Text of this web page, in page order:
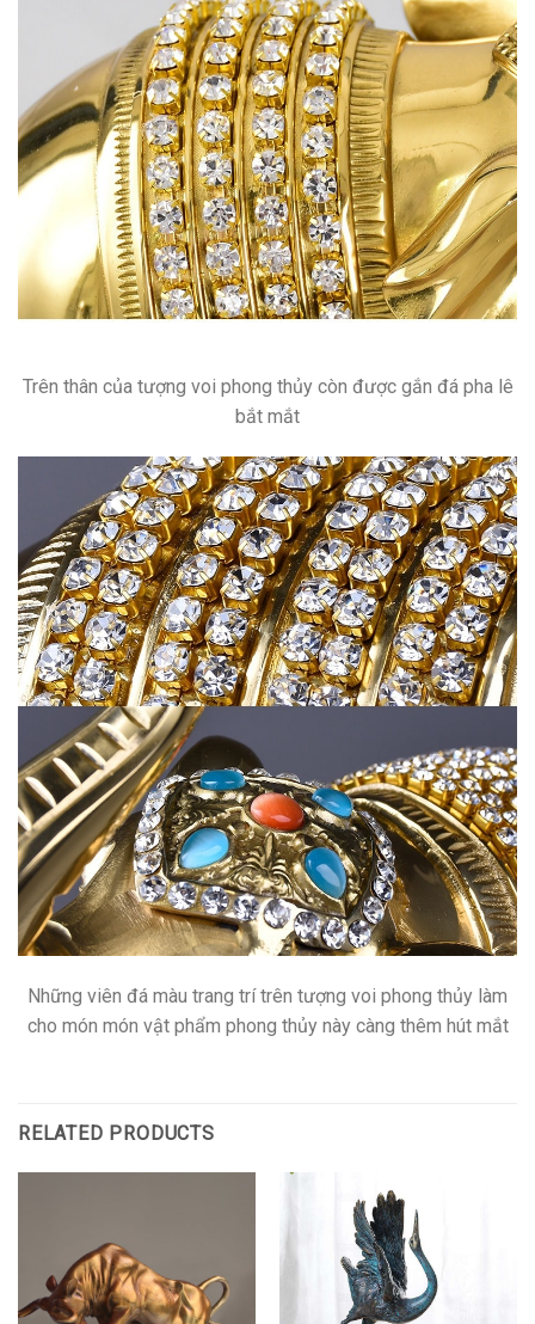
Trên thân của tượng voi phong thủy còn được gắn đá pha lê
bắt mắt
Những viên đá màu trang trí trên tượng voi phong thủy làm
cho món món vật phẩm phong thủy này càng thêm hút mắt
RELATED PRODUCTS